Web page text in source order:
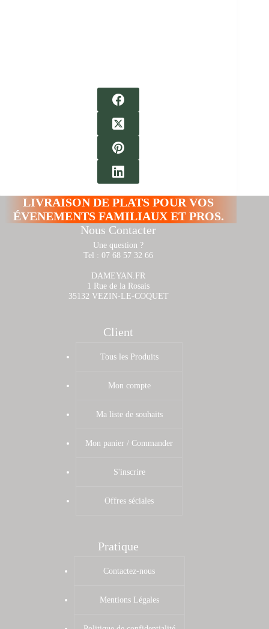
LIVRAISON DE PLATS POUR VOS
ÉVENEMENTS FAMILIAUX ET PROS.
Nous Contacter
Une question ?
Tel : 07 68 57 32 66
DAMEYAN.FR
1 Rue de la Rosais
35132 VEZIN-LE-COQUET
Client
Tous les Produits
Mon compte
Ma liste de souhaits
Mon panier / Commander
S'inscrire
Offres séciales
Pratique
Contactez-nous
Mentions Légales